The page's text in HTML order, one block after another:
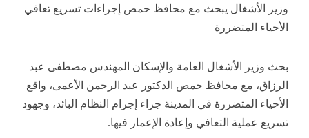
وزير الأشغال يبحث مع محافظ حمص إجراءات تسريع تعافي
الأحياء المتضررة
بحث وزير الأشغال العامة والإسكان المهندس مصطفى عبد
الرزاق، مع محافظ حمص الدكتور عبد الرحمن الأعمى، واقع
الأحياء المتضررة في المدينة جراء إجرام النظام البائد، وجهود
تسريع عملية التعافي وإعادة الإعمار فيها.